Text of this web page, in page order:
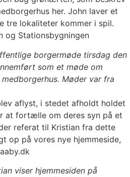
her. John laver et
tre lokaliteter kommer i spil.
og Stationsbygningen
borgermøde tirsdag den
som et møde om
Møder var fra
aflyst, i stedet afholdt holdet
at fortælle om deres syn på et
referat til Kristian fra dette
op på vores nye hjemmeside,
viser hjemmesiden på